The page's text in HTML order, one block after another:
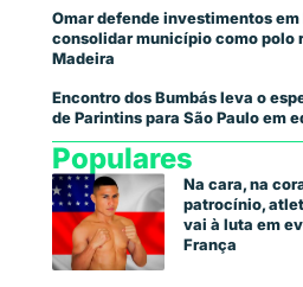
Omar defende investimentos em
consolidar município como polo
Madeira
Encontro dos Bumbás leva o
de Parintins para São Paulo em
Populares
Na cara, na
patrocínio,
vai à luta em
França